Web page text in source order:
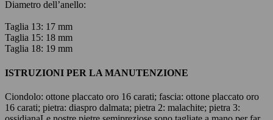
Diametro dell’anello:
Taglia 13: 17 mm
Taglia 15: 18 mm
Taglia 18: 19 mm
ISTRUZIONI PER LA MANUTENZIONE
Ciondolo: ottone placcato oro 16 carati; fascia: ottone placcato oro
16 carati; pietra: diaspro dalmata; pietra 2: malachite; pietra 3: